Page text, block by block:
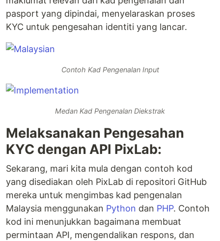
pasport yang dipindai, menyelaraskan proses
KYC untuk pengesahan identiti yang lancar.
Contoh Kad Pengenalan Input
Medan Kad Pengenalan Diekstrak
Melaksanakan Pengesahan
KYC dengan API PixLab:
Sekarang, mari kita mula dengan contoh kod
yang disediakan oleh PixLab di repositori GitHub
mereka untuk mengimbas kad pengenalan
Malaysia menggunakan Python dan PHP. Contoh
kod ini menunjukkan bagaimana membuat
permintaan API, mengendalikan respons, dan